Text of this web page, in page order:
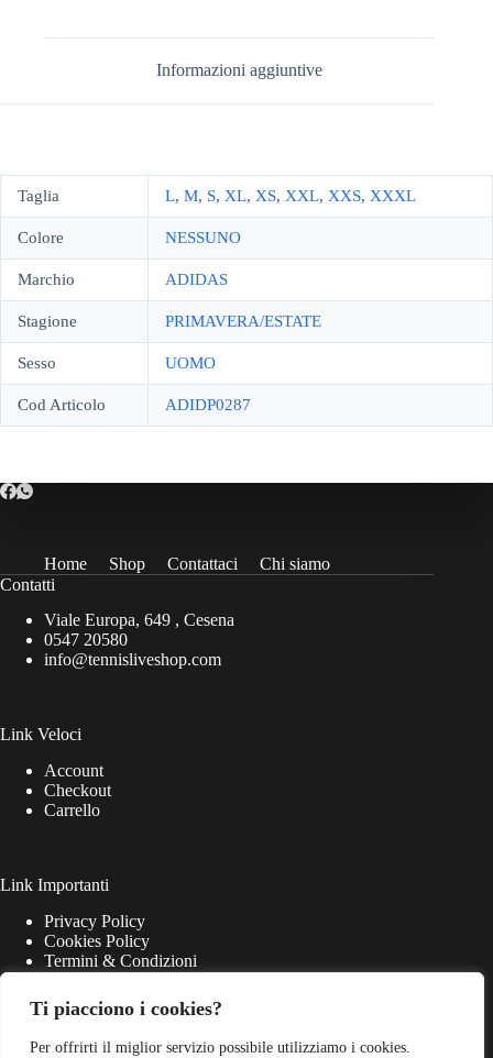
Ti piacciono i cookies?
Per offrirti il miglior servizio possibile utilizziamo i cookies.
Informazioni aggiuntive
Taglia L, M, S, XL, XS, XXL, XXS, XXXL
Colore NESSUNO
Marchio ADIDAS
Stagione PRIMAVERA/ESTATE
Sesso UOMO
Cod Articolo ADIDP0287
Home Shop Contattaci
Chi siamo
Contatti
Viale Europa, 649 , Cesena
0547 20580
info@tennisliveshop.com
Link Veloci
Account
Checkout
Carrello
Link Importanti
Privacy Policy
Cookies Policy
Termini & Condizioni